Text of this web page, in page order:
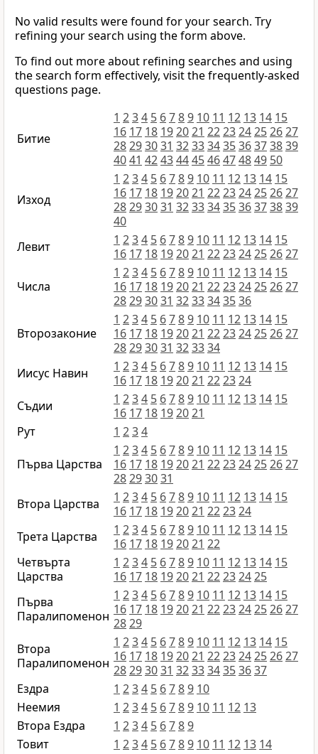
No valid results were found for your search. Try
refining your search using the form above.
To find out more about refining searches and using
the search form effectively, visit the frequently-asked
questions page.
Битие
1 234 5 6789 10 11 12 13 14 15
16 17 18 192021 222324252627
28293031 3233343536373839
4041 4243444546474849 50
Изход
1 234 5 6789 10 11 12 13 14 15
16 17 18 192021 222324252627
28293031 3233343536373839
40
Левит
1 234 5 6789 10 11 12 13 14 15
16 17 18 192021 222324252627
Числа
1 234 5 6789 10 11 12 13 14 15
16 17 18 192021 222324252627
28293031 3233343536
Второзаконие
1 234 5 6789 10 11 12 13 14 15
16 17 18 192021 222324252627
28293031 323334
Иисус Навин
1 234 5 6789 10 11 12 13 14 15
16 17 18 192021 222324
Съдии
1 234 5 6789 10 11 12 13 14 15
16 17 18 192021
Рут
1 234
Първa Царства
1 234 5 6789 10 11 12 13 14 15
16 17 18 192021 222324252627
28293031
Втора Царства
1 234 5 6789 10 11 12 13 14 15
16 17 18 192021 222324
Трета Царства
1 234 5 6789 10 11 12 13 14 15
16 17 18 192021 22
Четвърта
Царства
1 234 5 6789 10 11 12 13 14 15
16 17 18 192021 22232425
Първа
Паралипоменон
1 234 5 6789 10 11 12 13 14 15
16 17 18 192021 222324252627
2829
Втора
Паралипоменон
1 234 5 6789 10 11 12 13 14 15
16 17 18 192021 222324252627
28293031 323334353637
Ездра
1 234 5 6789 10
Неемия
1 234 5 6789 10 11 12 13
Втора Ездра
1 234 5 6789
Товит
1 234 5 6789 10 11 12 13 14